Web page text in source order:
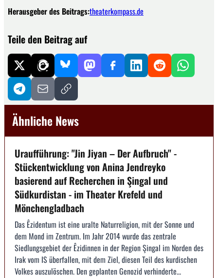
Herausgeber des Beitrags:theaterkompass.de
Teile den Beitrag auf
Ähnliche News
Uraufführung: "Jin Jiyan – Der Aufbruch" -
Stückentwicklung von Anina Jendreyko
basierend auf Recherchen in Şingal und
Südkurdistan - im Theater Krefeld und
Mönchengladbach
Das Êzidentum ist eine uralte Naturreligion, mit der Sonne und
dem Mond im Zentrum. Im Jahr 2014 wurde das zentrale
Siedlungsgebiet der Êzidinnen in der Region Şingal im Norden des
Irak vom IS überfallen, mit dem Ziel, diesen Teil des kurdischen
Volkes auszulöschen. Den geplanten Genozid verhinderte...